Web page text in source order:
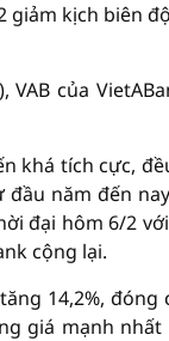
giảm kịch biên
của
khá tích cực,
đầu năm đến
đại hôm 6/2
cộng lại.
14,2%,
giá mạnh